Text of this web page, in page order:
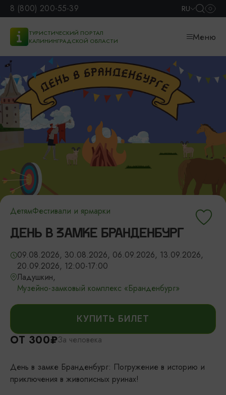
8 (800) 200-55-39 RU
ТУРИСТИЧЕСКИЙ ПОРТАЛ
КАЛИНИНГРАДСКОЙ ОБЛАСТИ
Меню
ДетямФестивали и ярмарки
ДЕНЬ В ЗАМКЕ БРАНДЕНБУРГ
09.08.2026, 30.08.2026, 06.09.2026, 13.09.2026,
20.09.2026, 12:00-17:00
Ладушкин,
Музейно-замковый комплекс «Бранденбург»
КУПИТЬ БИЛЕТ
ОТ 300₽За человека
День в замке Бранденбург: Погружение в историю и
приключения в живописных руинах!